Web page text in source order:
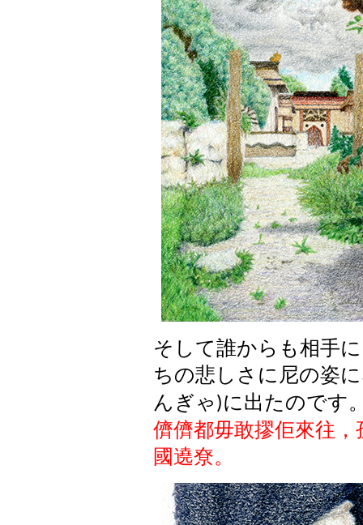
そして誰からも相手
ちの悲しさに尼の姿
んぎゃ )に出たのです
儕儕都毋敢摎佢來往
國遶尞。